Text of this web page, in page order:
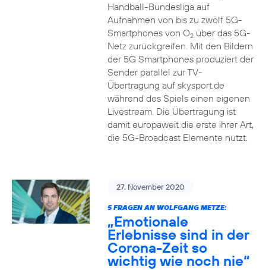
Handball-Bundesliga auf
Aufnahmen von bis zu zwölf 5G-
Smartphones von O2über das 5G-
Netz zurückgreifen. Mit den Bildern
der 5G Smartphones produziert der
Sender parallel zur TV-
Übertragung auf skysport.de
während des Spiels einen eigenen
Livestream. Die Übertragung ist
damit europaweit die erste ihrer Art,
die 5G-Broadcast Elemente nutzt.
27. November 2020
5 FRAGEN AN WOLFGANG METZE:
„Emotionale
Erlebnisse sind in der
Corona-Zeit so
wichtig wie noch nie“